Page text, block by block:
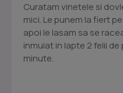
Curatam vinetele si
mici. Le punem la fiert
apoi le lasam sa se
inmuiat in lapte 2 felii
minute.